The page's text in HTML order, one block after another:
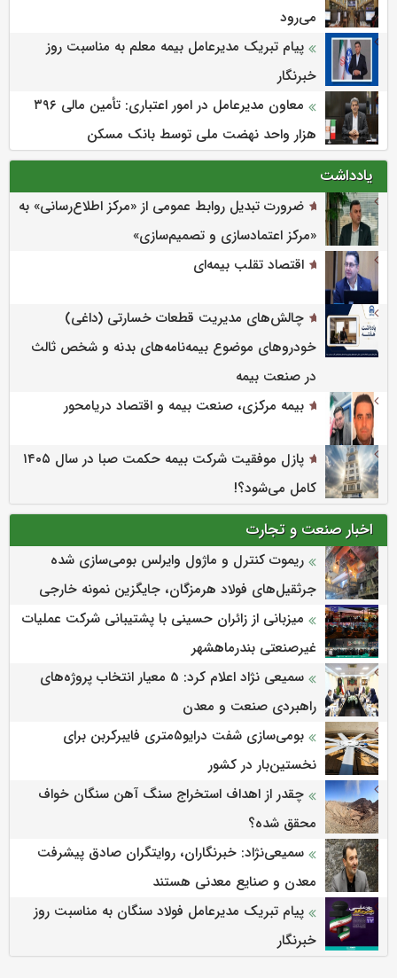
می‌‌رود
پیام تبریک مدیرعامل بیمه معلم به مناسبت روز
خبرنگار
معاون مدیرعامل در امور اعتباری: تأمین مالی ۳۹۶
هزار واحد نهضت ملی توسط بانک مسکن
یادداشت
ضرورت تبدیل روابط عمومی از «مرکز اطلاع‌رسانی» به
«مرکز اعتمادسازی و تصمیم‌سازی»
اقتصاد تقلب بیمه‌ای
چالش‌های مدیریت قطعات خسارتی (داغی)
خودروهای موضوع بیمه‌نامه‌های بدنه و شخص ثالث
در صنعت بیمه
بیمه مرکزی، صنعت بیمه و اقتصاد دریامحور
پازل موفقیت شرکت بیمه حکمت صبا در سال ۱۴۰۵
کامل می‌شود؟!
اخبار صنعت و تجارت
ریموت کنترل و ماژول وایرلس بومی‌سازی شده
جرثقیل‌های فولاد هرمزگان، جایگزین نمونه خارجی
میزبانی از زائران حسینی با پشتیبانی شرکت عملیات
غیرصنعتی بندرماهشهر
سمیعی‌ نژاد اعلام کرد: 5 معیار انتخاب پروژه‌های
راهبردی صنعت و معدن
بومی‌سازی شفت درایو۵متری فایبرکربن برای
نخستین‌بار در کشور
چقدر از اهداف استخراج سنگ آهن سنگان خواف
محقق شده؟
سمیعی‌نژاد: خبرنگاران، روایتگران صادق پیشرفت
معدن و صنایع معدنی هستند
پیام تبریک مدیرعامل فولاد سنگان به مناسبت روز
خبرنگار